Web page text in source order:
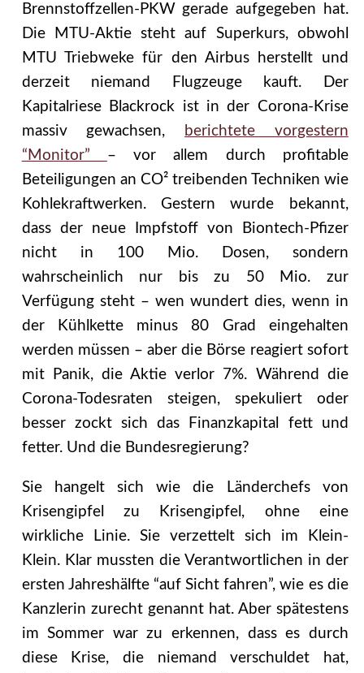
Brennstoffzellen-PKW gerade aufgegeben hat.
Die MTU-Aktie steht auf Superkurs, obwohl
MTU Triebweke für den Airbus herstellt und
derzeit niemand Flugzeuge kauft. Der
Kapitalriese Blackrock ist in der Corona-Krise
massiv gewachsen,
berichtete vorgestern
“Monitor” – vor allem durch profitable
Beteiligungen an CO² treibenden Techniken wie
Kohlekraftwerken.Gestern wurde bekannt,
dass der neue Impfstoff von Biontech-Pfizer
nicht in 100 Mio. Dosen, sondern
wahrscheinlich nur bis zu 50 Mio. zur
Verfügung steht – wen wundert dies, wenn in
der Kühlkette minus 80 Grad eingehalten
werden müssen – aber die Börse reagiert sofort
mit Panik, die Aktie verlor 7%. Während die
Corona-Todesraten steigen, spekuliert oder
besser zockt sich das Finanzkapital fett und
fetter. Und die Bundesregierung?
Sie hangelt sich wie die Länderchefs von
Krisengipfel zu Krisengipfel, ohne eine
wirkliche Linie. Sie verzettelt sich im Klein-
Klein. Klar mussten die Verantwortlichen in der
ersten Jahreshälfte “auf Sicht fahren”, wie es die
Kanzlerin zurecht genannt hat. Aber spätestens
im Sommer war zu erkennen, dass es durch
diese Krise, die niemand verschuldet hat,